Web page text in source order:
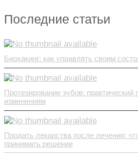
Последние статьи
Биохакинг: как управлять своим
Протезирование зубов: практический
изменениям
Продать лекарства после лечения:
принимать решение